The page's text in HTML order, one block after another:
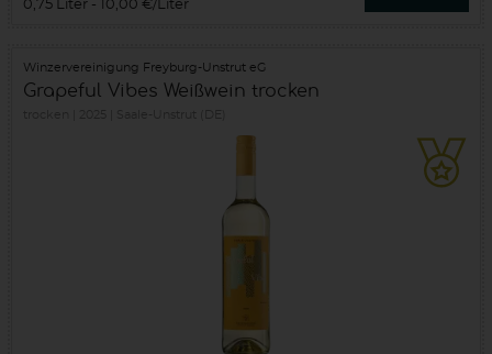
0,75 Liter 10,00 €/Liter
Winzervereinigung Freyburg-Unstrut eG
Grapeful Vibes Weißwein trocken